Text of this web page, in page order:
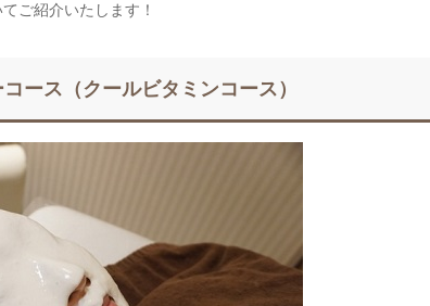
ご紹介いたします！
ース（クールビタミンコース）